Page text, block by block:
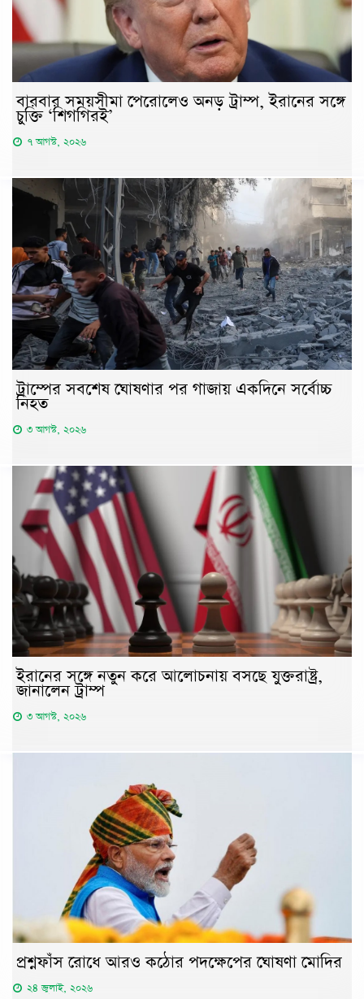
বারবার সময়সীমা পেরোলেও অনড় ট্রাম্প, ইরানের সঙ্গে
চুক্তি ‘শিগগিরই’
৭ আগস্ট, ২০২৬
ট্রাম্পের সবশেষ ঘোষণার পর গাজায় একদিনে সর্বোচ্চ
নিহত
৩ আগস্ট, ২০২৬
ইরানের সঙ্গে নতুন করে আলোচনায় বসছে যুক্তরাষ্ট্র,
জানালেন ট্রাম্প
৩ আগস্ট, ২০২৬
প্রশ্নফাঁস রোধে আরও কঠোর পদক্ষেপের ঘোষণা মোদির
২৪ জুলাই, ২০২৬